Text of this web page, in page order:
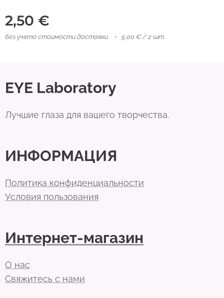
2,50 €
без учета стоимости доставки 5,00 € / 2 шт.
EYE Laboratory
Лучшие глаза для вашего творчества.
ИНФОРМАЦИЯ
Политика конфиденциальности
Условия пользования
Интернет-магазин
О нас
Свяжитесь с нами